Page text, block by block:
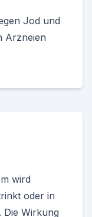
Jod und
Arzneien
wird
oder in
Die Wirkung